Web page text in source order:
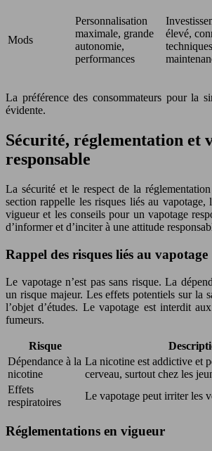
Mods
Personnalisation
maximale, grande
autonomie,
performances
élevé,
La préférence des consommateurs pour la
évidente.
Sécurité, réglementation et
responsable
La sécurité et le respect de la
section rappelle les risques liés au vapotage,
vigueur et les conseils pour un vapotage
d’informer et d’inciter à une attitude
Rappel des risques liés au vapotage
Le vapotage n’est pas sans risque. La
un risque majeur. Les effets potentiels sur la
l’objet d’études. Le vapotage est interdit
fumeurs.
Risque
Dépendance à la
nicotine
La nicotine est addictive et
cerveau, surtout chez les
Effets
respiratoires
Le vapotage peut irriter les
Réglementations en vigueur